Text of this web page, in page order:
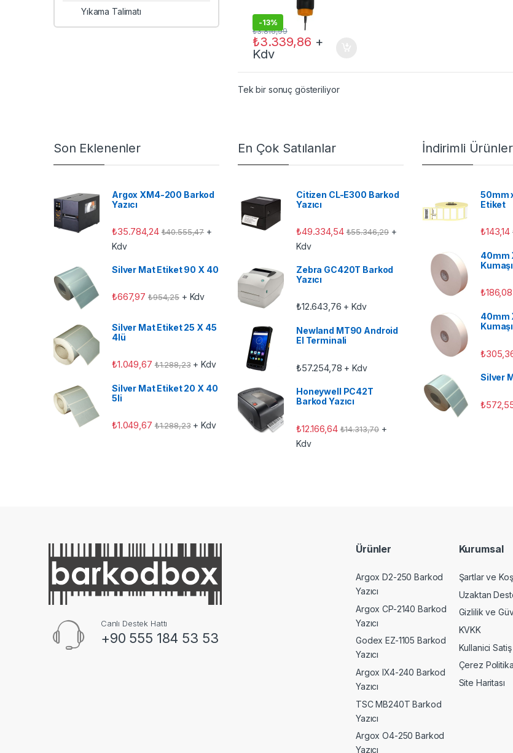
-13%
₺3.339,86
₺3.816,99
+
Kdv
Tek bir sonuç gösteriliyor
Yıkama Talimatı
Son Eklenenler
Argox XM4-200 Barkod
Yazıcı
₺35.784,24 ₺40.555,47 +
Kdv
Silver Mat Etiket 90 X 40
₺667,97 ₺954,25+ Kdv
Silver Mat Etiket 25 X 45
4lü
₺1.049,67 ₺1.288,23+ Kdv
Silver Mat Etiket 20 X 40
5li
₺1.049,67 ₺1.288,23+ Kdv
En Çok Satılanlar
Citizen CL-E300 Barkod
Yazıcı
₺49.334,54 ₺55.346,29 +
Kdv
Zebra GC420T Barkod
Yazıcı
₺12.643,76 + Kdv
Newland MT90 Android
El Terminali
₺57.254,78 + Kdv
Honeywell PC42T
Barkod Yazıcı
₺12.166,64 ₺14.313,70 +
Kdv
İndirimli Ürünler
50mm
Etiket
₺143,14
40mm
Kumaşı
₺186,08
40mm
Kumaşı
₺
Silver
₺
Canlı Destek Hattı
+90 555 184 53 53
Ürünler
Argox D2-250 Barkod
Yazıcı
Argox CP-2140 Barkod
Yazıcı
Godex EZ-1105 Barkod
Yazıcı
Argox IX4-240 Barkod
Yazıcı
TSC MB240T Barkod
Yazıcı
Argox O4-250 Barkod
Yazıcı
Kurumsal
Şartlar ve
Uzaktan
Gizlilik ve
KVKK
Kullanici
Çerez
Site Haritası